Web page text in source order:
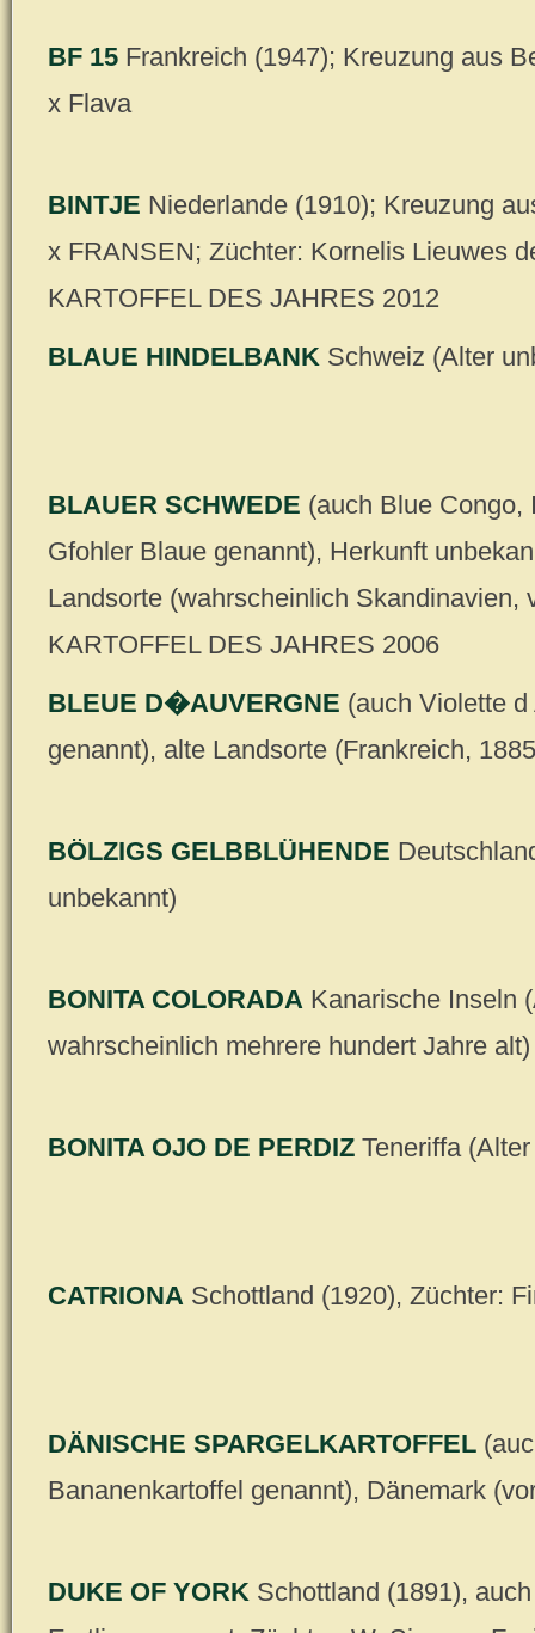
BF 15 Frankreich (1947); Kreuzung aus
x Flava
BINTJE Niederlande (1910); Kreuzung
x FRANSEN; Züchter: Kornelis Lieuwes
KARTOFFEL DES JAHRES 2012
BLAUE HINDELBANK Schweiz (Alter
BLAUER SCHWEDE (auch Blue Congo,
Gfohler Blaue genannt), Herkunft
Landsorte (wahrscheinlich Skandinavien,
KARTOFFEL DES JAHRES 2006
BLEUE D�AUVERGNE (auch Violette
genannt), alte Landsorte (Frankreich,
BÖLZIGS GELBBLÜHENDE
unbekannt)
BONITA COLORADA Kanarische Inseln
wahrscheinlich mehrere hundert Jahre alt)
BONITA OJO DE PERDIZ Teneriffa
CATRIONA Schottland (1920), Züchter:
DÄNISCHE SPARGELKARTOFFEL
Bananenkartoffel genannt), Dänemark
DUKE OF YORK Schottland (1891),